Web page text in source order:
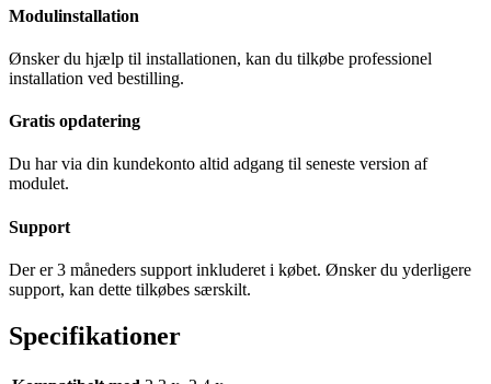
Modulinstallation
Ønsker du hjælp til installationen, kan du tilkøbe professionel
installation ved bestilling.
Gratis opdatering
Du har via din kundekonto altid adgang til seneste version af
modulet.
Support
Der er 3 måneders support inkluderet i købet. Ønsker du yderligere
support, kan dette tilkøbes særskilt.
Specifikationer